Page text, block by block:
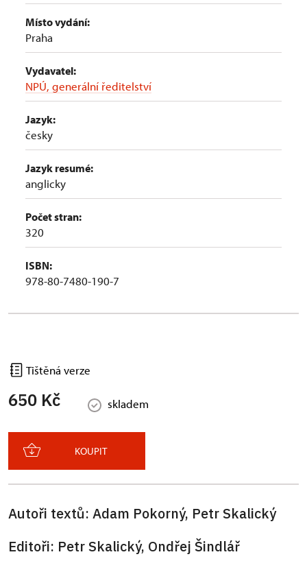
Místo vydání:
Praha
Vydavatel:
NPÚ, generální ředitelství
Jazyk:
česky
Jazyk resumé:
anglicky
Počet stran:
320
ISBN:
978-80-7480-190-7
Tištěná verze
650 Kč skladem
KOUPIT
Autoři textů: Adam Pokorný, Petr Skalický
Editoři: Petr Skalický, Ondřej Šindlář